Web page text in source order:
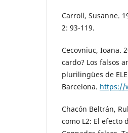
Carroll, Susanne.
2: 93-119.
Cecovniuc, Ioana.
cardo? Los falsos
plurilingües de
Barcelona. https://
Chacón Beltrán,
como L2: El